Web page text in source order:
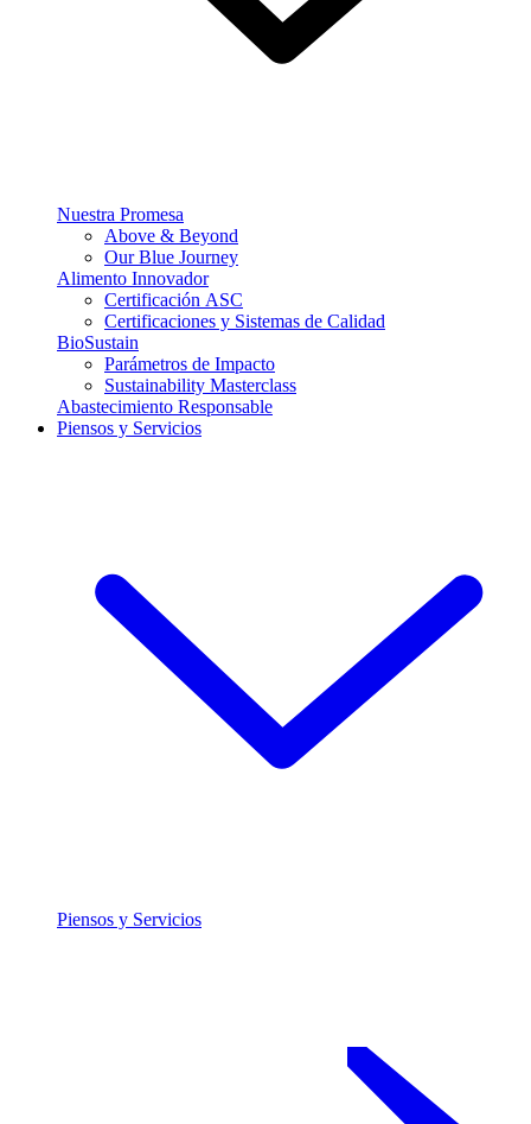
Nuestra Promesa
Above & Beyond
Our Blue Journey
Alimento Innovador
Certificación ASC
Certificaciones y Sistemas de Calidad
BioSustain
Parámetros de Impacto
Sustainability Masterclass
Abastecimiento Responsable
Piensos y Servicios
Piensos y Servicios